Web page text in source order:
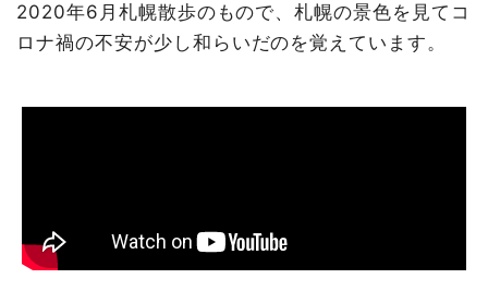
2020年6月札幌散歩のもので、札幌の景色を見てコ
ロナ禍の不安が少し和らいだのを覚えています。